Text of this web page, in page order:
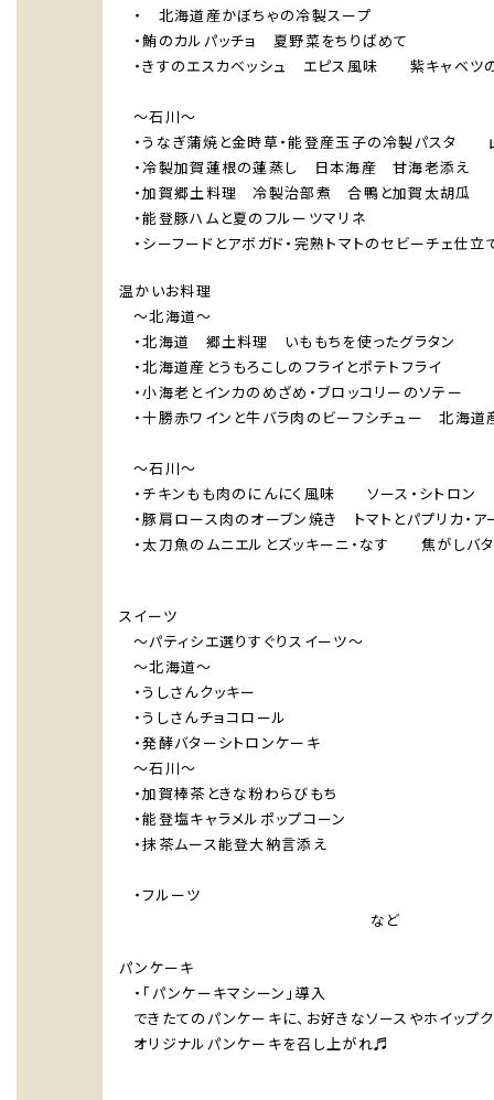
・ 北海道産かぼちゃの冷製スープ
・鮪のカルパッチョ 夏野菜をちりばめて
・きすのエスカベッシュ エピス風味 紫キャベツ
～石川～
・うなぎ蒲焼と金時草・能登産玉子の冷製パスタ
・冷製加賀蓮根の蓮蒸し 日本海産 甘海老添え
・加賀郷土料理 冷製治部煮 合鴨と加賀太胡瓜
・能登豚ハムと夏のフルーツマリネ
・シーフードとアボガド・完熟トマトのセビーチェ仕
温かいお料理
～北海道～
・北海道 郷土料理 いももちを使ったグラタン
・北海道産とうもろこしのフライとポテトフライ
・小海老とインカのめざめ・ブロッコリーのソテー
・十勝赤ワインと牛バラ肉のビーフシチュー 北海道
～石川～
・チキンもも肉のにんにく風味 ソース・シトロン
・豚肩ロース肉のオーブン焼き トマトとパプリカ・ア
・太刀魚のムニエルとズッキーニ・なす 焦がしバ
スイーツ
～パティシエ選りすぐりスイーツ～
～北海道～
・うしさんクッキー
・うしさんチョコロール
・発酵バターシトロンケーキ
～石川～
・加賀棒茶ときな粉わらびもち
・能登塩キャラメルポップコーン
・抹茶ムース能登大納言添え
・フルーツ
など
パンケーキ
・「パンケーキマシーン」導入
できたてのパンケーキに、お好きなソースやホイップ
オリジナルパンケーキを召し上がれ♬